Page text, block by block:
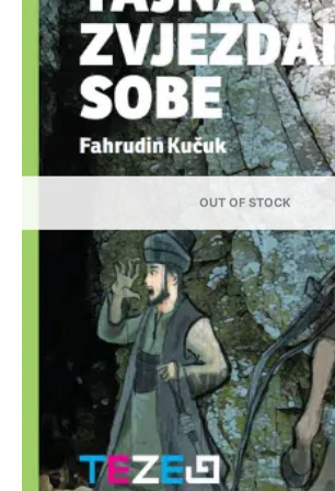
OUT OF STOCK